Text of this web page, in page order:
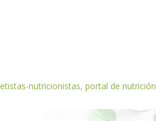
nutricionistas, portal de nutrición